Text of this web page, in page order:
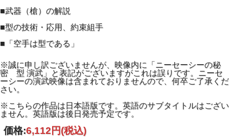
■武器（槍）の解説
■型の技術・応用、約束組手
■「空手は型である」
※誠に申し訳ございませんが、映像内に「ニーセーシーの秘
密 型 演武」と表記がございますがこれは誤りです。ニーセ
ーシーの演武映像は含まれておりませんので、何卒ご了承くだ
さい。
※こちらの作品は日本語版です。英語のサブタイトルはござい
ません。英語版は後日発売予定です。
価格:6,112円(税込)